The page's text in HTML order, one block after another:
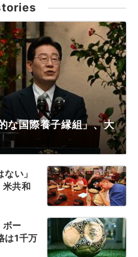
な国際養子縁組」、大
い」
米共和
ボー
は1千万